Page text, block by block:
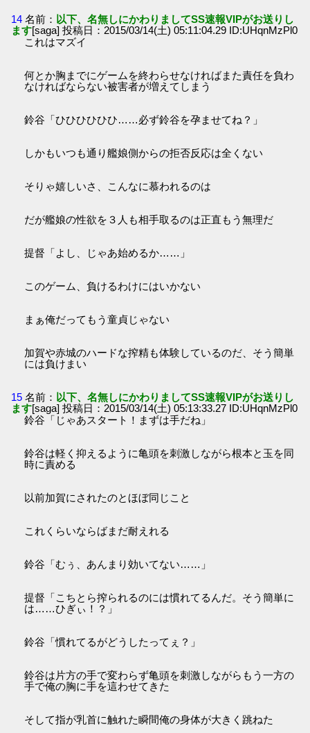
14 名前： 以下、名無しにかわりましてSS速報VIPがお送りし
ます[saga] 投稿日：2015/03/14(土) 05:11:04.29 ID:UHqnMzPl0
これはマズイ
何とか胸までにゲームを終わらせなければまた責任を負わ
なければならない被害者が増えてしまう
鈴谷「ひひひひひひ……必ず鈴谷を孕ませてね？」
しかもいつも通り艦娘側からの拒否反応は全くない
そりゃ嬉しいさ、こんなに慕われるのは
だが艦娘の性欲を３人も相手取るのは正直もう無理だ
提督「よし、じゃあ始めるか……」
このゲーム、負けるわけにはいかない
まぁ俺だってもう童貞じゃない
加賀や赤城のハードな搾精も体験しているのだ、そう簡単
には負けまい
15 名前： 以下、名無しにかわりましてSS速報VIPがお送りし
ます[saga] 投稿日：2015/03/14(土) 05:13:33.27 ID:UHqnMzPl0
鈴谷「じゃあスタート！まずは手だね」
鈴谷は軽く抑えるように亀頭を刺激しながら根本と玉を同
時に責める
以前加賀にされたのとほぼ同じこと
これくらいならばまだ耐えれる
鈴谷「むぅ、あんまり効いてない……」
提督「こちとら搾られるのには慣れてるんだ。そう簡単に
は……ひぎぃ！？」
鈴谷「慣れてるがどうしたってぇ？」
鈴谷は片方の手で変わらず亀頭を刺激しながらもう一方の
手で俺の胸に手を這わせてきた
そして指が乳首に触れた瞬間俺の身体が大きく跳ねた